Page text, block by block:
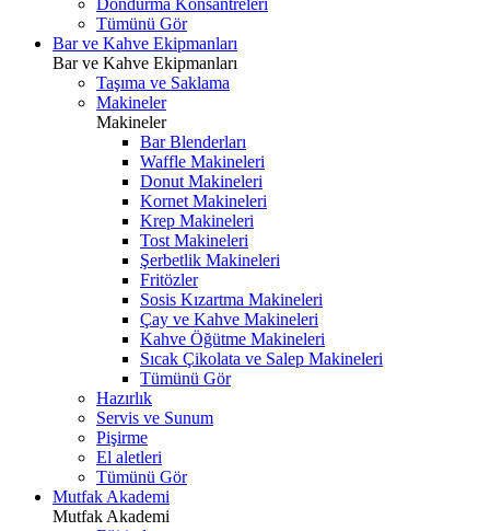
Dondurma Konsantreleri
Tümünü Gör
Bar ve Kahve Ekipmanları
Bar ve Kahve Ekipmanları
Taşıma ve Saklama
Makineler
Makineler
Bar Blenderları
Waffle Makineleri
Donut Makineleri
Kornet Makineleri
Krep Makineleri
Tost Makineleri
Şerbetlik Makineleri
Fritözler
Sosis Kızartma Makineleri
Çay ve Kahve Makineleri
Kahve Öğütme Makineleri
Sıcak Çikolata ve Salep Makineleri
Tümünü Gör
Hazırlık
Servis ve Sunum
Pişirme
El aletleri
Tümünü Gör
Mutfak Akademi
Mutfak Akademi